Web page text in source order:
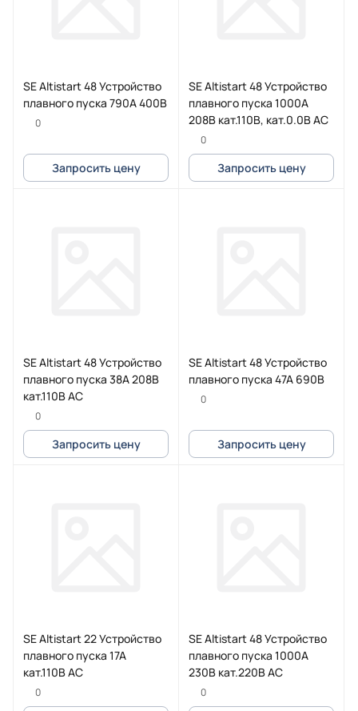
SE Altistart 48 Устройство
плавного пуска 790A 400В
0
Запросить цену
SE Altistart 48 Устройство
плавного пуска 1000А
208В кат.110В, кат.0.0В AC
0
Запросить цену
SE Altistart 48 Устройство
плавного пуска 38А 208В
кат.110В AC
0
Запросить цену
SE Altistart 48 Устройство
плавного пуска 47A 690В
0
Запросить цену
SE Altistart 22 Устройство
плавного пуска 17А
кат.110В AC
0
SE Altistart 48 Устройство
плавного пуска 1000А
230В кат.220В AC
0